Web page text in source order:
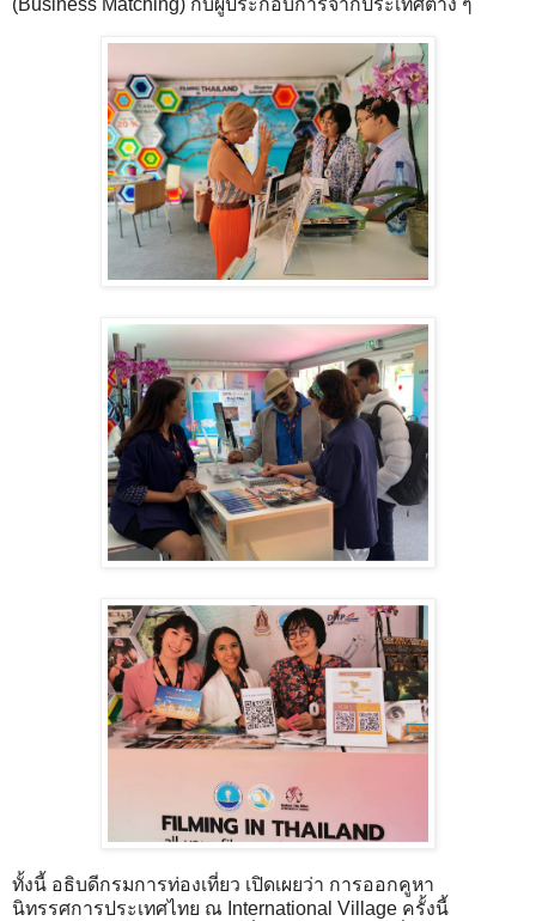
ทั้งนี้ อธิบดีกรมการท่องเที่ยว เปิดเผยว่า การออกคูหา
นิทรรศการประเทศไทย ณ International Village ครั้งนี้